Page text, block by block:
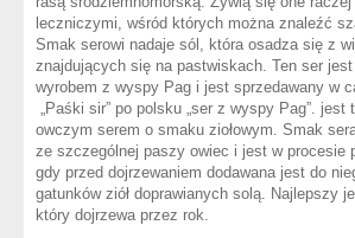
leczniczymi, wśród których można znaleźć
Smak serowi nadaje sól, która osadza się z
znajdujących się na pastwiskach. Ten ser
wyrobem z wyspy Pag i jest sprzedawany w
„Paśki sir” po polsku „ser z wyspy Pag”. jest
owczym serem o smaku ziołowym. Smak
ze szczególnej paszy owiec i jest w procesie
gdy przed dojrzewaniem dodawana jest do
gatunków ziół doprawianych solą. Najlepszy
który dojrzewa przez rok.